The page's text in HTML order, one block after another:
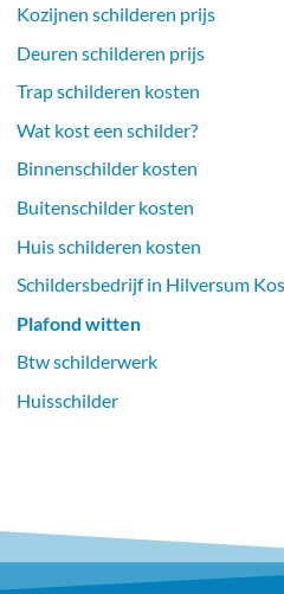
Kozijnen schilderen prijs
Deuren schilderen prijs
Trap schilderen kosten
Wat kost een schilder?
Binnenschilder kosten
Buitenschilder kosten
Huis schilderen kosten
Schildersbedrijf in Hilversum
Plafond witten
Btw schilderwerk
Huisschilder